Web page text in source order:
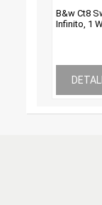
B&w Ct8
Infinito, 1